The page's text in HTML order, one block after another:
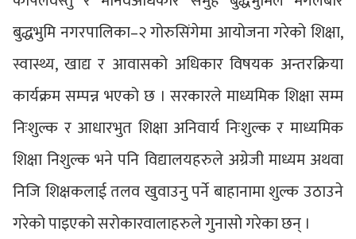
बुद्धभुमि नगरपालिका–२ गोरुसिंगेमा आयोजना गरेको शिक्षा,
स्वास्थ्य, खाद्य र आवासको अधिकार विषयक अन्तरक्रिया
कार्यक्रम सम्पन्न भएको छ । सरकारले माध्यमिक शिक्षा सम्म
निःशुल्क र आधारभुत शिक्षा अनिवार्य निःशुल्क र माध्यमिक
शिक्षा निशुल्क भने पनि विद्यालयहरुले अग्रेजी माध्यम अथवा
निजि शिक्षकलाई तलव खुवाउनु पर्ने बाहानामा शुल्क उठाउने
गरेको पाइएको सरोकारवालाहरुले गुनासो गरेका छन् ।